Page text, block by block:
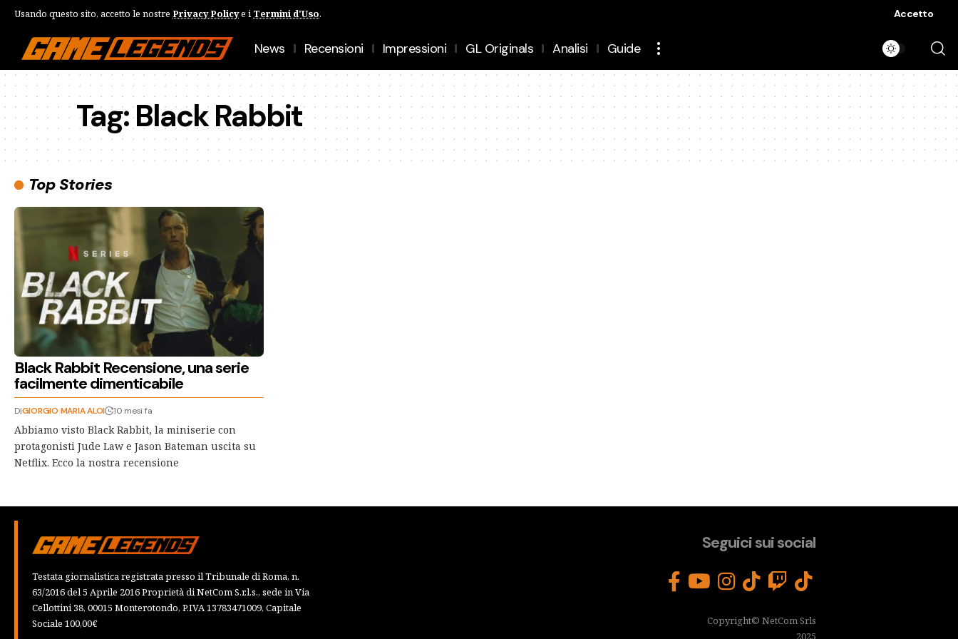
Usando questo sito, accetto le nostre Privacy Policye i Termini d'Uso. Accetto
News Recensioni Impressioni GL Originals Analisi Guide
Tag:Black Rabbit
Top Stories
Black Rabbit Recensione, una serie
facilmente dimenticabile
DiGIORGIO MARIA ALOI 10 mesi fa
Abbiamo visto Black Rabbit, la miniserie con
protagonisti Jude Law e Jason Bateman uscita su
Netflix. Ecco la nostra recensione
Testata giornalistica registrata presso il Tribunale di Roma, n.
63/2016 del 5 Aprile 2016 Proprietà di NetCom S.r.l.s., sede in Via
Cellottini 38, 00015 Monterotondo, P.IVA 13783471009, Capitale
Sociale 100,00€
Seguici sui social
Copyright© NetCom Srls
2025